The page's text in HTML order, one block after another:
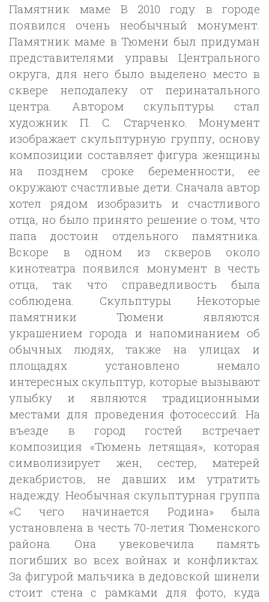
Памятник маме В 2010 году в городе
появился очень необычный монумент.
Памятник маме в Тюмени был придуман
представителями управы Центрального
округа, для него было выделено место в
сквере неподалеку от перинатального
центра. Автором скульптуры стал
художник П. С. Старченко. Монумент
изображает скульптурную группу, основу
композиции составляет фигура женщины
на позднем сроке беременности, ее
окружают счастливые дети. Сначала автор
хотел рядом изобразить и счастливого
отца, но было принято решение о том, что
папа достоин отдельного памятника.
Вскоре в одном из скверов около
кинотеатра появился монумент в честь
отца, так что справедливость была
соблюдена. Скульптуры Некоторые
памятники Тюмени являются
украшением города и напоминанием об
обычных людях, также на улицах и
площадях установлено немало
интересных скульптур, которые вызывают
улыбку и являются традиционными
местами для проведения фотосессий. На
въезде в город гостей встречает
композиция «Тюмень летящая», которая
символизирует жен, сестер, матерей
декабристов, не давших им утратить
надежду. Необычная скульптурная группа
«С чего начинается Родина» была
установлена в честь 70-летия Тюменского
района. Она увековечила память
погибших во всех войнах и конфликтах.
За фигурой мальчика в дедовской шинели
стоит стена с рамками для фото, куда